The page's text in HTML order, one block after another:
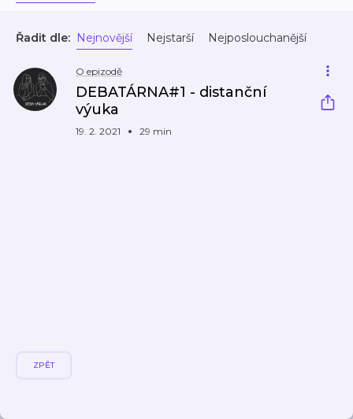
Řadit dle: Nejnovější Nejstarší Nejposlouchanější
O epizodě
DEBATÁRNA#1 - distanční
výuka
19. 2. 2021 29 min
ZPĚT